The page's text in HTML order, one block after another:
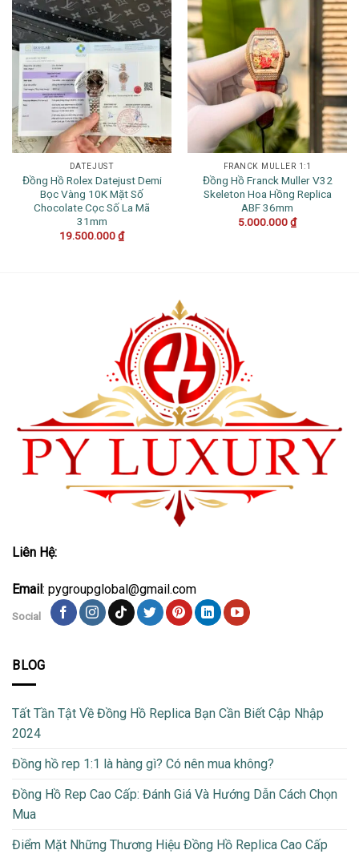
DATEJUST
Đồng Hồ Rolex Datejust Demi
Bọc Vàng 10K Mặt Số
Chocolate Cọc Số La Mã
31mm
19.500.000₫
FRANCK MULLER 1:1
Đồng Hồ Franck Muller V32
Skeleton Hoa Hồng Replica
ABF 36mm
5.000.000₫
Liên Hệ:
Email: pygroupglobal@gmail.com
Social
BLOG
Tất Tần Tật Về Đồng Hồ Replica Bạn Cần Biết Cập Nhập
2024
Đồng hồ rep 1:1 là hàng gì? Có nên mua không?
Đồng Hồ Rep Cao Cấp: Đánh Giá Và Hướng Dẫn Cách Chọn
Mua
Điểm Mặt Những Thương Hiệu Đồng Hồ Replica Cao Cấp